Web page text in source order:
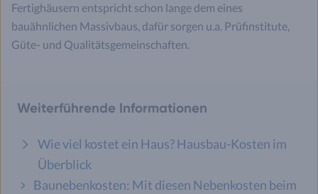
Fertighäusern entspricht schon lange dem eines
bauähnlichen Massivbaus, dafür sorgen u.a. Prüfinstitute,
Güte- und Qualitätsgemeinschaften.
Weiterführende Informationen
Wie viel kostet ein Haus? Hausbau-Kosten im
Überblick
Baunebenkosten: Mit diesen Nebenkosten beim